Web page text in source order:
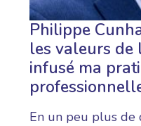
Philippe
les valeurs de
infusé ma
En un peu plus de